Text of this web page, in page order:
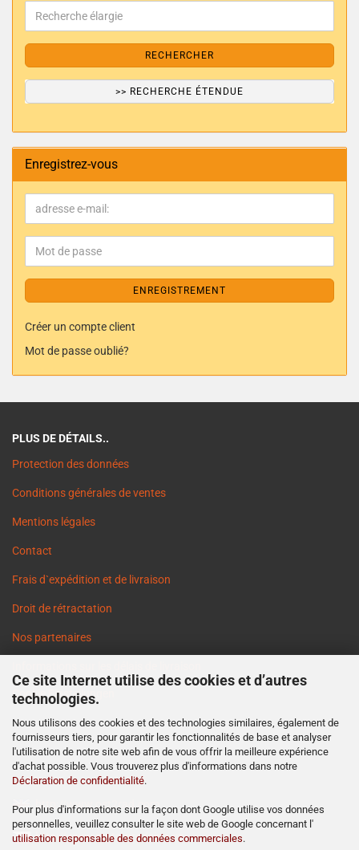
Ce site Internet utilise des cookies et d’autres
technologies.
Nous utilisons des cookies et des technologies similaires, également de
fournisseurs tiers, pour garantir les fonctionnalités de base et analyser
l'utilisation de notre site web afin de vous offrir la meilleure expérience
d'achat possible. Vous trouverez plus d'informations dans notre
Déclaration de confidentialité.
Pour plus d'informations sur la façon dont Google utilise vos données
personnelles, veuillez consulter le site web de Google concernant l'
utilisation responsable des données commerciales.
RECHERCHER
>> RECHERCHE ÉTENDUE
Enregistrez-vous
ENREGISTREMENT
Créer un compte client
Mot de passe oublié?
PLUS DE DÉTAILS..
Protection des données
Conditions générales de ventes
Mentions légales
Contact
Frais d`expédition et de livraison
Droit de rétractation
Nos partenaires
Cookie Einstellungen
http://www.ost2rad.com
http://www.moto-prodejna.cz